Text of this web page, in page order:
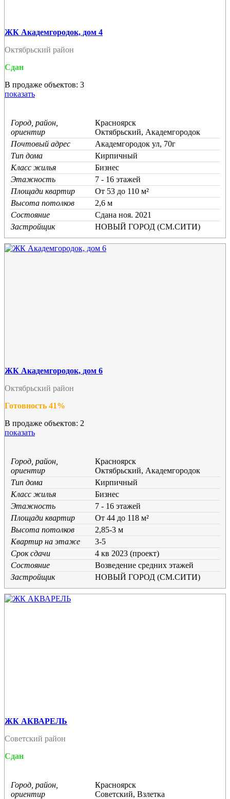
ЖК Академгородок, дом 4
Октябрьский район
Сдан
В продаже объектов: 3
показать
Город, район,
ориентир
Красноярск
Октябрьский, Академгородок
Почтовый адрес
Академгородок ул, 70г
Тип дома
Кирпичный
Класс жилья
Бизнес
Этажность
7 - 16 этажей
Площади квартир
От 53 до 110 м²
Высота потолков
2,6 м
Состояние
Cдана ноя. 2021
Застройщик
НОВЫЙ ГОРОД (СМ.СИТИ)
ЖК Академгородок, дом 6
Октябрьский район
Готовность 41%
В продаже объектов: 2
показать
Город, район,
ориентир
Красноярск
Октябрьский, Академгородок
Тип дома
Кирпичный
Класс жилья
Бизнес
Этажность
7 - 16 этажей
Площади квартир
От 44 до 118 м²
Высота потолков
2,85-3 м
Квартир на этаже
3-5
Срок сдачи
4 кв 2023 (проект)
Состояние
Возведение средних этажей
Застройщик
НОВЫЙ ГОРОД (СМ.СИТИ)
ЖК АКВАРЕЛЬ
Советский район
Сдан
Город, район,
ориентир
Красноярск
Советский, Взлетка